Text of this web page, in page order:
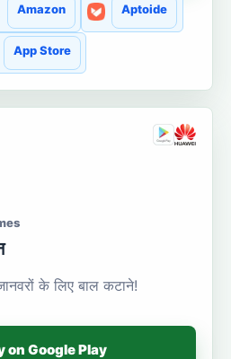
Amazon Aptoide
App Store
के लिए बाल कटाने!
on Google Play